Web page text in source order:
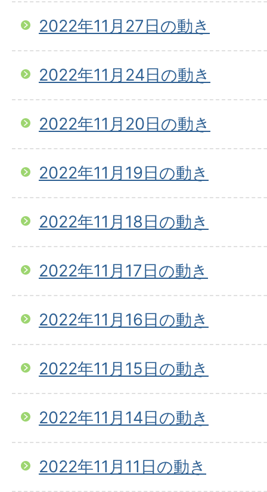
2022年11月27日の動き
2022年11月24日の動き
2022年11月20日の動き
2022年11月19日の動き
2022年11月18日の動き
2022年11月17日の動き
2022年11月16日の動き
2022年11月15日の動き
2022年11月14日の動き
2022年11月11日の動き